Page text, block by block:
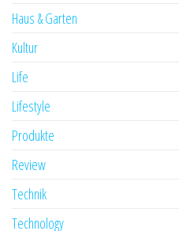
Haus & Garten
Kultur
Life
Lifestyle
Produkte
Review
Technik
Technology